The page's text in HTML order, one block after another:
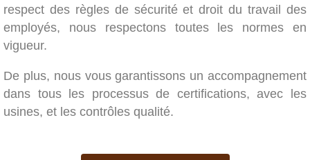
respect des règles de sécurité et droit du travail des
employés, nous respectons toutes les normes en
vigueur.
De plus, nous vous garantissons un accompagnement
dans tous les processus de certifications, avec les
usines, et les contrôles qualité.